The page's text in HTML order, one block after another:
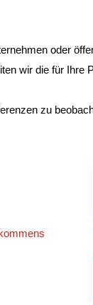
oder
wir die für Ihre
zu